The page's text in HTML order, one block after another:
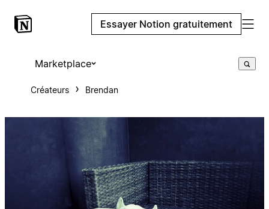
Essayer Notion gratuitement
Marketplace
Créateurs Brendan